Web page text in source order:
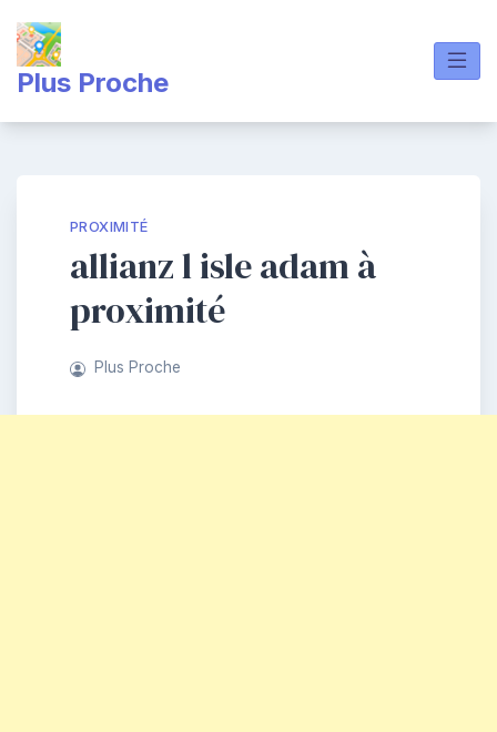
content
Plus Proche
PROXIMITÉ
allianz l isle adam à
proximité
Plus Proche